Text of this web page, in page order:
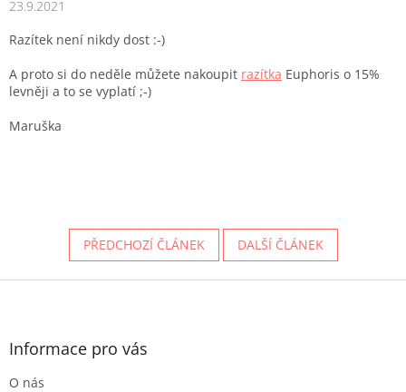
23.9.2021
Razítek není nikdy dost :-)
A proto si do neděle můžete nakoupit razítka Euphoris o 15%
levněji a to se vyplatí ;-)
Maruška
PŘEDCHOZÍ ČLÁNEK DALŠÍ ČLÁNEK
Z
Informace pro vás
O nás